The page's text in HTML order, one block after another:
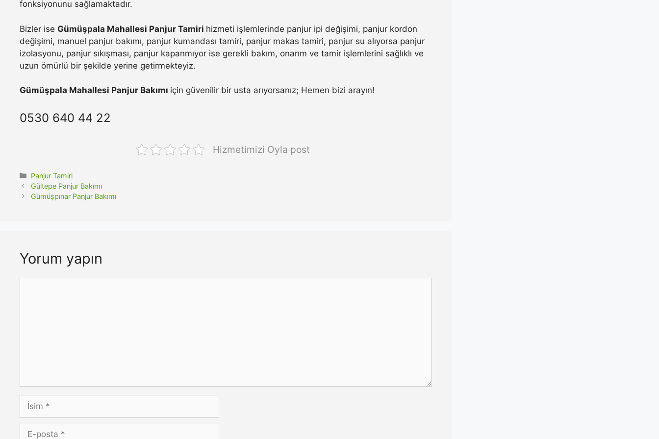
fonksiyonunu sağlamaktadır.
Bizler ise Gümüşpala Mahallesi Panjur Tamiri hizmeti işlemlerinde panjur ipi değişimi, panjur kordon
değişimi, manuel panjur bakımı, panjur kumandası tamiri, panjur makas tamiri, panjur su alıyorsa panjur
izolasyonu, panjur sıkışması, panjur kapanmıyor ise gerekli bakım, onarım ve tamir işlemlerini sağlıklı ve
uzun ömürlü bir şekilde yerine getirmekteyiz.
Gümüşpala Mahallesi Panjur Bakımı için güvenilir bir usta arıyorsanız; Hemen bizi arayın!
0530 640 44 22
Hizmetimizi Oyla post
Kategoriler
Panjur Tamiri
Gültepe Panjur Bakımı
Gümüşpınar Panjur Bakımı
Yorum yapın
İsim